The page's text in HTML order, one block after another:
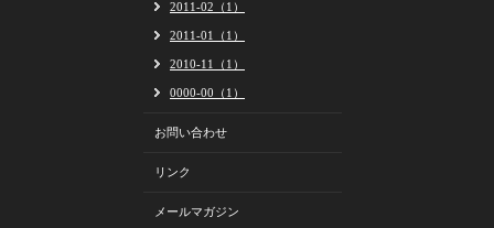
2011-02（1）
2011-01（1）
2010-11（1）
0000-00（1）
お問い合わせ
リンク
メールマガジン